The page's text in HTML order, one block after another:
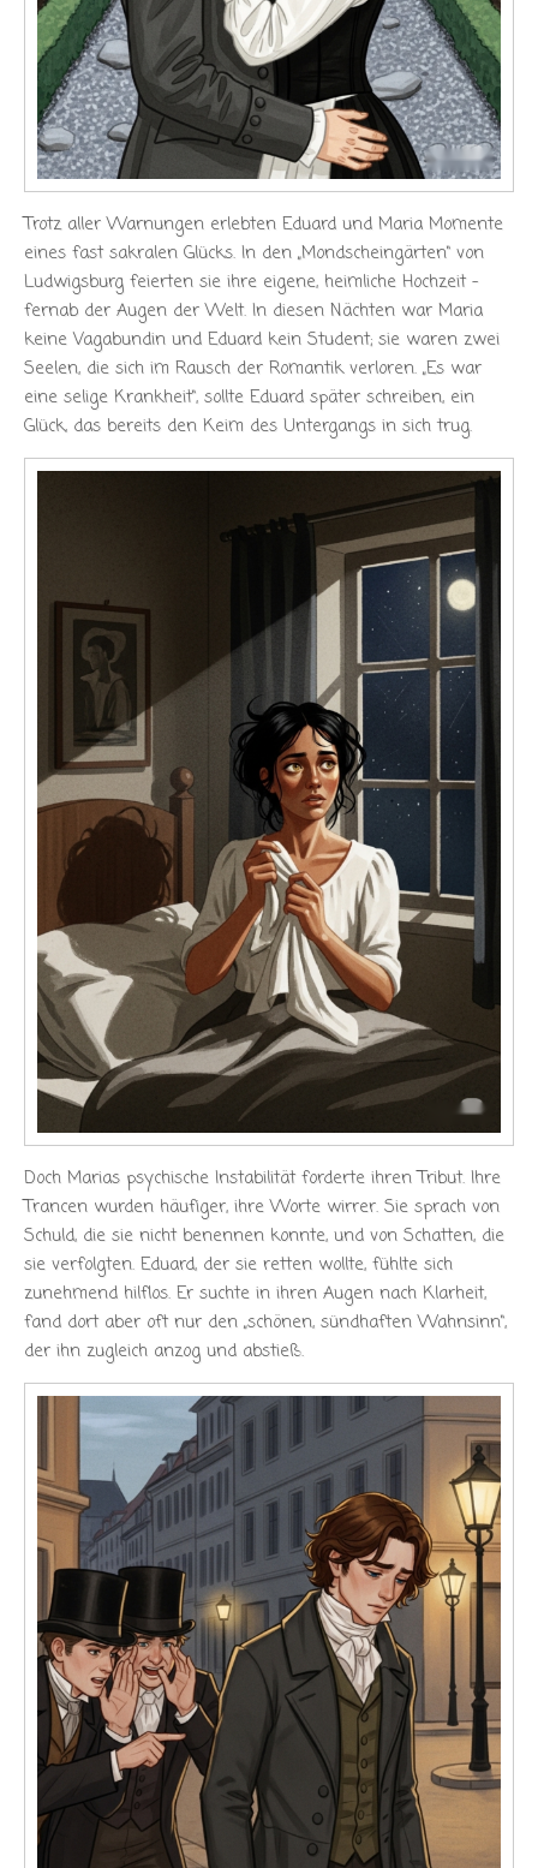
Trotz aller Warnungen erlebten Eduard und Maria Momente
eines fast sakralen Glücks. In den „Mondscheingärten“ von
Ludwigsburg feierten sie ihre eigene, heimliche Hochzeit –
fernab der Augen der Welt. In diesen Nächten war Maria
keine Vagabundin und Eduard kein Student; sie waren zwei
Seelen, die sich im Rausch der Romantik verloren. „Es war
eine selige Krankheit“, sollte Eduard später schreiben, ein
Glück, das bereits den Keim des Untergangs in sich trug.
Doch Marias psychische Instabilität forderte ihren Tribut. Ihre
Trancen wurden häufiger, ihre Worte wirrer. Sie sprach von
Schuld, die sie nicht benennen konnte, und von Schatten, die
sie verfolgten. Eduard, der sie retten wollte, fühlte sich
zunehmend hilflos. Er suchte in ihren Augen nach Klarheit,
fand dort aber oft nur den „schönen, sündhaften Wahnsinn“,
der ihn zugleich anzog und abstieß.